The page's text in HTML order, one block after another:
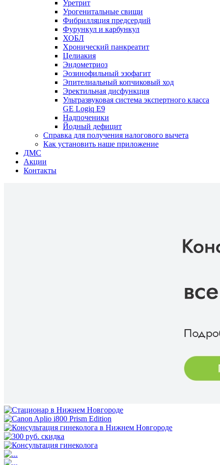
Уретрит
Урогенитальные свищи
Фибрилляция предсердий
Фурункул и карбункул
ХОБЛ
Хронический панкреатит
Целиакия
Эндометриоз
Эозинофильный эзофагит
Эпителиальный копчиковый ход
Эректильная дисфункция
Ультразвуковая система экспертного класса
GE Logiq E9
Надпоченики
Йодный дефицит
Справка для получения налогового вычета
Как установить наше приложение
ДМС
Акции
Контакты